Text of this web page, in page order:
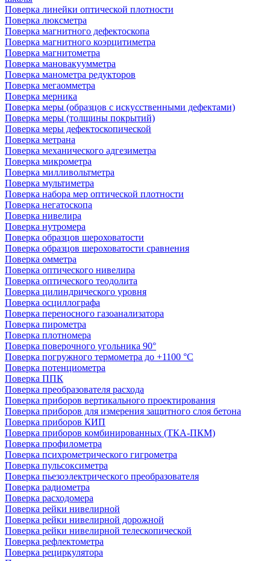
Поверка линейки оптической плотности
Поверка люксметра
Поверка магнитного дефектоскопа
Поверка магнитного коэрцитиметра
Поверка магнитометра
Поверка мановакуумметра
Поверка манометра редукторов
Поверка мегаомметра
Поверка мерника
Поверка меры (образцов с искусственными дефектами)
Поверка меры (толщины покрытий)
Поверка меры дефектоскопической
Поверка метрана
Поверка механического адгезиметра
Поверка микрометра
Поверка милливольтметра
Поверка мультиметра
Поверка набора мер оптической плотности
Поверка негатоскопа
Поверка нивелира
Поверка нутромера
Поверка образцов шероховатости
Поверка образцов шероховатости сравнения
Поверка омметра
Поверка оптического нивелира
Поверка оптического теодолита
Поверка цилиндрического уровня
Поверка осциллографа
Поверка переносного газоанализатора
Поверка пирометра
Поверка плотномера
Поверка поверочного угольника 90°
Поверка погружного термометра до +1100 °С
Поверка потенциометра
Поверка ППК
Поверка преобразователя расхода
Поверка приборов вертикального проектирования
Поверка приборов для измерения защитного слоя бетона
Поверка приборов КИП
Поверка приборов комбинированных (ТКА-ПКМ)
Поверка профилометра
Поверка психрометрического гигрометра
Поверка пульсоксиметра
Поверка пьезоэлектрического преобразователя
Поверка радиометра
Поверка расходомера
Поверка рейки нивелирной
Поверка рейки нивелирной дорожной
Поверка рейки нивелирной телескопической
Поверка рефлектометра
Поверка рециркулятора